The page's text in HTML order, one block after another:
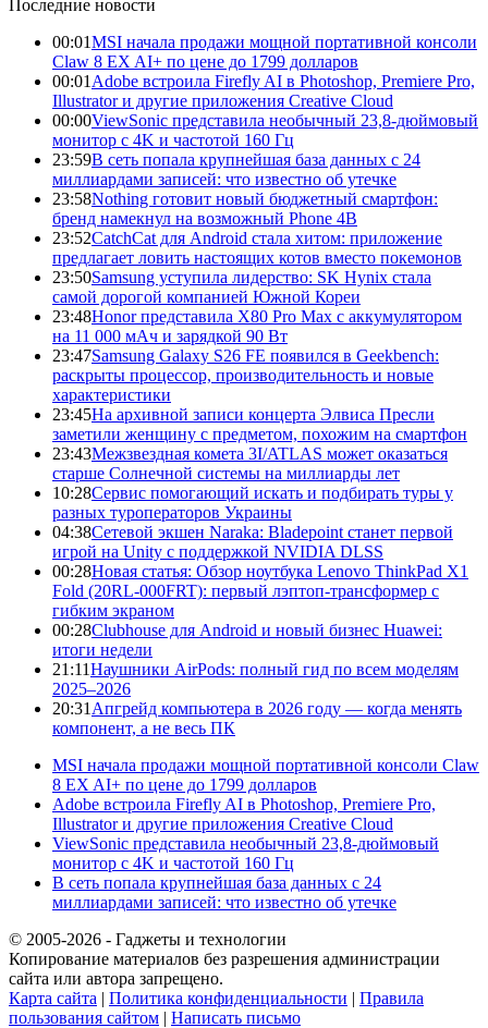
Последние новости
00:01MSI начала продажи мощной портативной консоли
Claw 8 EX AI+ по цене до 1799 долларов
00:01 Adobe встроила Firefly AI в Photoshop, Premiere Pro,
Illustrator и другие приложения Creative Cloud
00:00ViewSonic представила необычный 23,8-дюймовый
монитор с 4K и частотой 160 Гц
23:59В сеть попала крупнейшая база данных с 24
миллиардами записей: что известно об утечке
23:58Nothing готовит новый бюджетный смартфон:
бренд намекнул на возможный Phone 4B
23:52CatchCat для Android стала хитом: приложение
предлагает ловить настоящих котов вместо покемонов
23:50Samsung уступила лидерство: SK Hynix стала
самой дорогой компанией Южной Кореи
23:48Honor представила X80 Pro Max с аккумулятором
на 11 000 мАч и зарядкой 90 Вт
23:47Samsung Galaxy S26 FE появился в Geekbench:
раскрыты процессор, производительность и новые
характеристики
23:45На архивной записи концерта Элвиса Пресли
заметили женщину с предметом, похожим на смартфон
23:43Межзвездная комета 3I/ATLAS может оказаться
старше Солнечной системы на миллиарды лет
10:28Сервис помогающий искать и подбирать туры у
разных туроператоров Украины
04:38Сетевой экшен Naraka: Bladepoint станет первой
игрой на Unity с поддержкой NVIDIA DLSS
00:28Новая статья: Обзор ноутбука Lenovo ThinkPad X1
Fold (20RL-000FRT): первый лэптоп-трансформер с
гибким экраном
00:28Clubhouse для Android и новый бизнес Huawei:
итоги недели
21:11Наушники AirPods: полный гид по всем моделям
2025–2026
20:31 Апгрейд компьютера в 2026 году — когда менять
компонент, а не весь ПК
MSI начала продажи мощной портативной консоли Claw
8 EX AI+ по цене до 1799 долларов
Adobe встроила Firefly AI в Photoshop, Premiere Pro,
Illustrator и другие приложения Creative Cloud
ViewSonic представила необычный 23,8-дюймовый
монитор с 4K и частотой 160 Гц
В сеть попала крупнейшая база данных с 24
миллиардами записей: что известно об утечке
© 2005-2026 - Гаджеты и технологии
Копирование материалов без разрешения администрации
сайта или автора запрещено.
Карта сайта | Политика конфиденциальности | Правила
пользования сайтом | Написать письмо